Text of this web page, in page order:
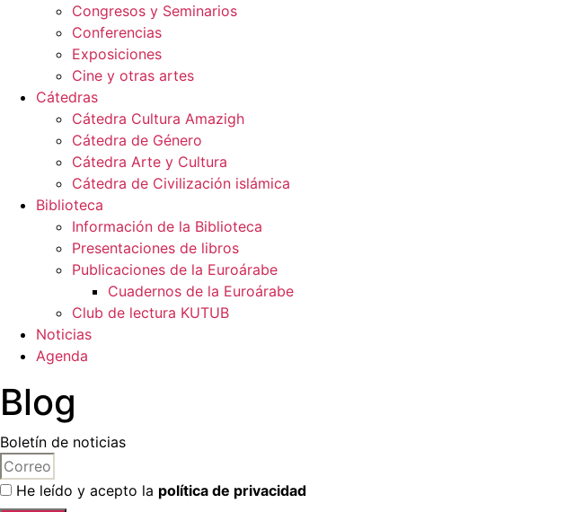
Congresos y Seminarios
Conferencias
Exposiciones
Cine y otras artes
Cátedras
Cátedra Cultura Amazigh
Cátedra de Género
Cátedra Arte y Cultura
Cátedra de Civilización islámica
Biblioteca
Información de la Biblioteca
Presentaciones de libros
Publicaciones de la Euroárabe
Cuadernos de la Euroárabe
Club de lectura KUTUB
Noticias
Agenda
Blog
Boletín de noticias
He leído y acepto la política de privacidad